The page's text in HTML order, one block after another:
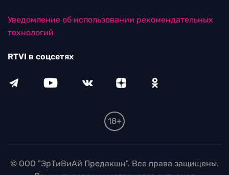
Уведомление об использовании рекомендательных
технологий
RTVI в соцсетях
18+
© ООО "ЭрТиВиАй Продакшн". Все права защищены.